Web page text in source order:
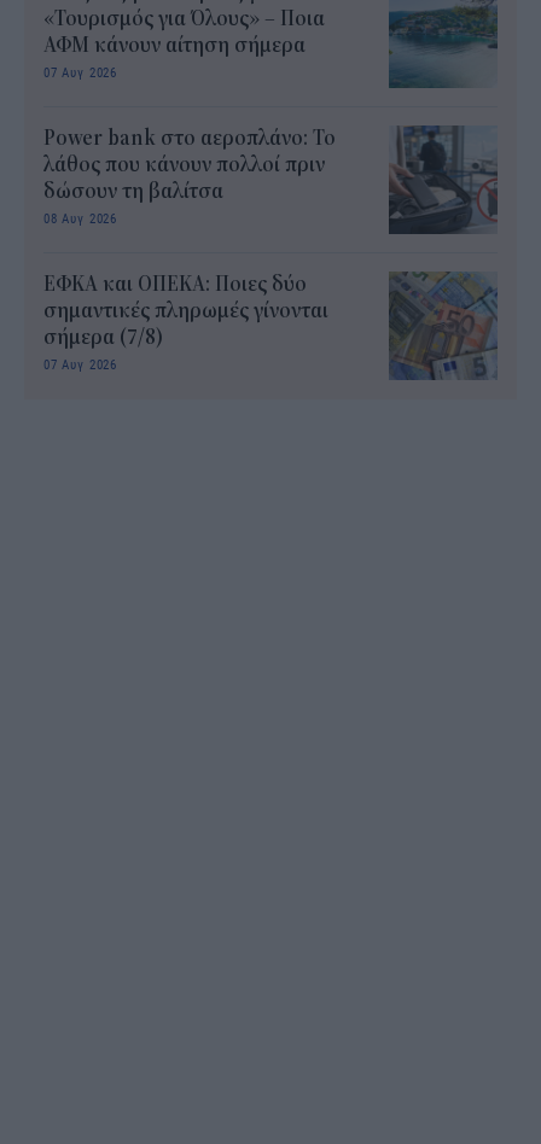
«Τουρισμός για Όλους» – Ποια
ΑΦΜ κάνουν αίτηση σήμερα
07 Αυγ 2026
Power bank στο αεροπλάνο: Το
λάθος που κάνουν πολλοί πριν
δώσουν τη βαλίτσα
08 Αυγ 2026
ΕΦΚΑ και ΟΠΕΚΑ: Ποιες δύο
σημαντικές πληρωμές γίνονται
σήμερα (7/8)
07 Αυγ 2026